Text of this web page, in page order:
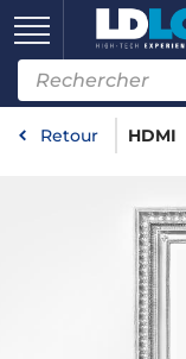
Retour HDMI